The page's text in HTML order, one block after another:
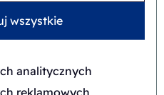
wszystkie
analitycznych
reklamowych